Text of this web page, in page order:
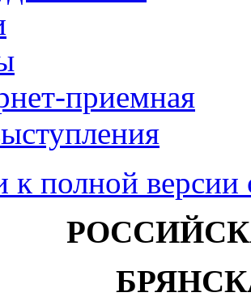
приемная
к полной версии